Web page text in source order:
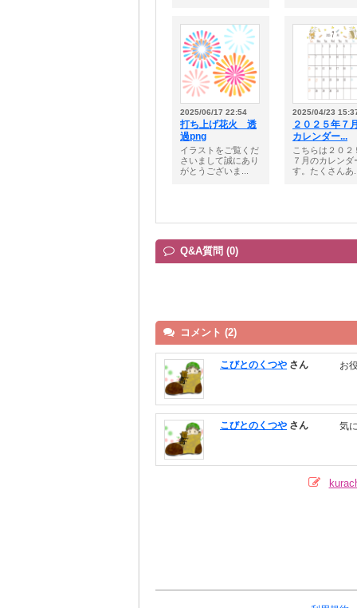
2025/06/17 22:54
打ち上げ花火 透
過png
イラストをご覧くだ
さいまして誠にあり
がとうございま...
2025/04/23
２０２５年７
カレンダー...
こちらは２０２
７月のカレンダ
す。たくさんあ
Q&A質問 (0)
コメント (2)
こびとのくつや さん お
こびとのくつや さん 気